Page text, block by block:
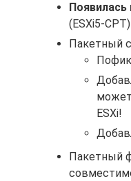
Появилась
(ESXi5-
Пакетный
ESXi!
Пакетный